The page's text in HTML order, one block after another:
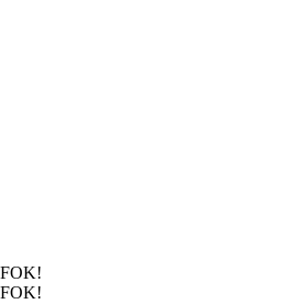
FOK!
FOK!